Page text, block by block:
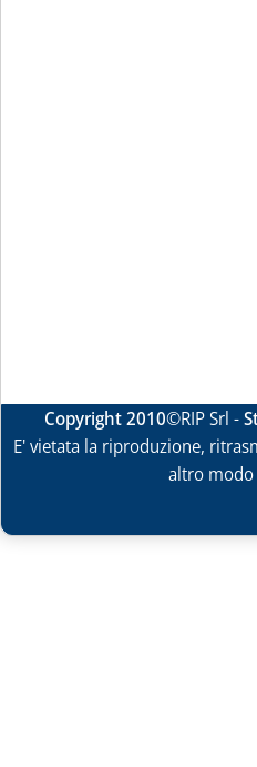
Copyright 2010©RIP Srl -
E' vietata la riproduzione,
altro modo